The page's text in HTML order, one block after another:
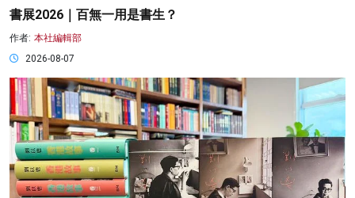
書展2026｜百無一用是書生？
作者: 本社編輯部
2026-08-07